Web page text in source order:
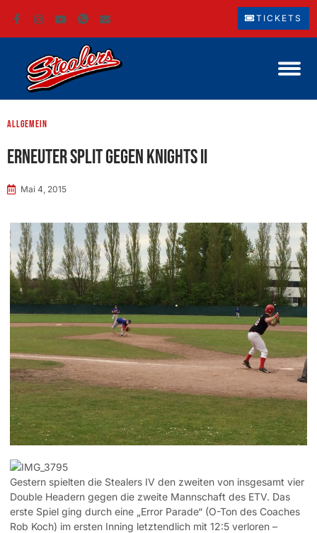
TICKETS
Allgemein
Erneuter Split gegen Knights II
Mai 4, 2015
Gestern spielten die Stealers IV den zweiten von insgesamt vier
Double Headern gegen die zweite Mannschaft des ETV. Das
erste Spiel ging durch eine „Error Parade“ (O-Ton des Coaches
Rob Koch) im ersten Inning letztendlich mit 12:5 verloren –